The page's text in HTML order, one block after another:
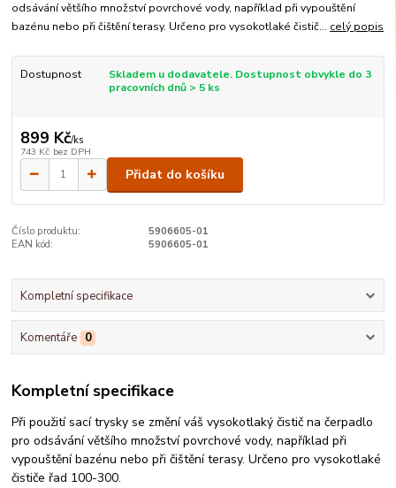
odsávání většího množství povrchové vody, například při vypouštění
bazénu nebo při čištění terasy. Určeno pro vysokotlaké čistič... celý popis
Dostupnost
Skladem u dodavatele. Dostupnost obvykle do 3
pracovních dnů > 5 ks
899 Kč/ks
743 Kč bez DPH
Přidat do košíku
Číslo produktu:
5906605-01
EAN kód:
5906605-01
Kompletní specifikace
Komentáře 0
Kompletní specifikace
Při použití sací trysky se změní váš vysokotlaký čistič na čerpadlo
pro odsávání většího množství povrchové vody, například při
vypouštění bazénu nebo při čištění terasy. Určeno pro vysokotlaké
čističe řad 100-300.